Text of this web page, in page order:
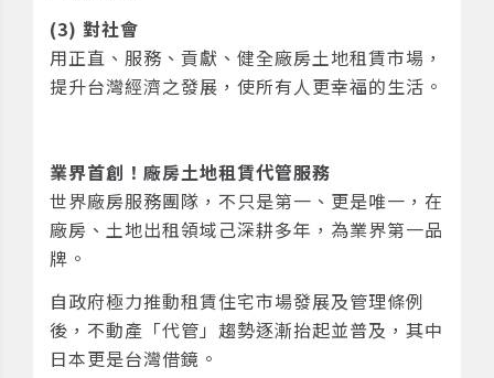
(3) 對社會
用正直、服務、貢獻、健全廠房土地租賃市場，
提升台灣經濟之發展，使所有人更幸福的生活。
業界首創！廠房土地租賃代管服務
世界廠房服務團隊，不只是第一、更是唯一，在
廠房、土地出租領域己深耕多年，為業界第一品
牌。
自政府極力推動租賃住宅市場發展及管理條例
後，不動產「代管」趨勢逐漸抬起並普及，其中
日本更是台灣借鏡。